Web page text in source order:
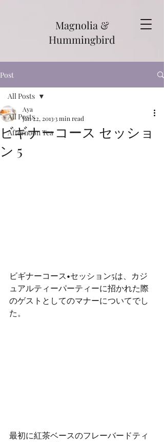
Magnolia &
Hummingbird
Post
All Posts
Afternoon Tea
All Posts
ビギナーコース セッショ
ン 5
Aya
Jan 22, 20133 min read
ビギナーコース•セッション5は、カジ
ュアルティーパーティーに招かれた際
のゲストとしてのマナーについてでし
た。
最初に紅茶ベースのフレーバードティ